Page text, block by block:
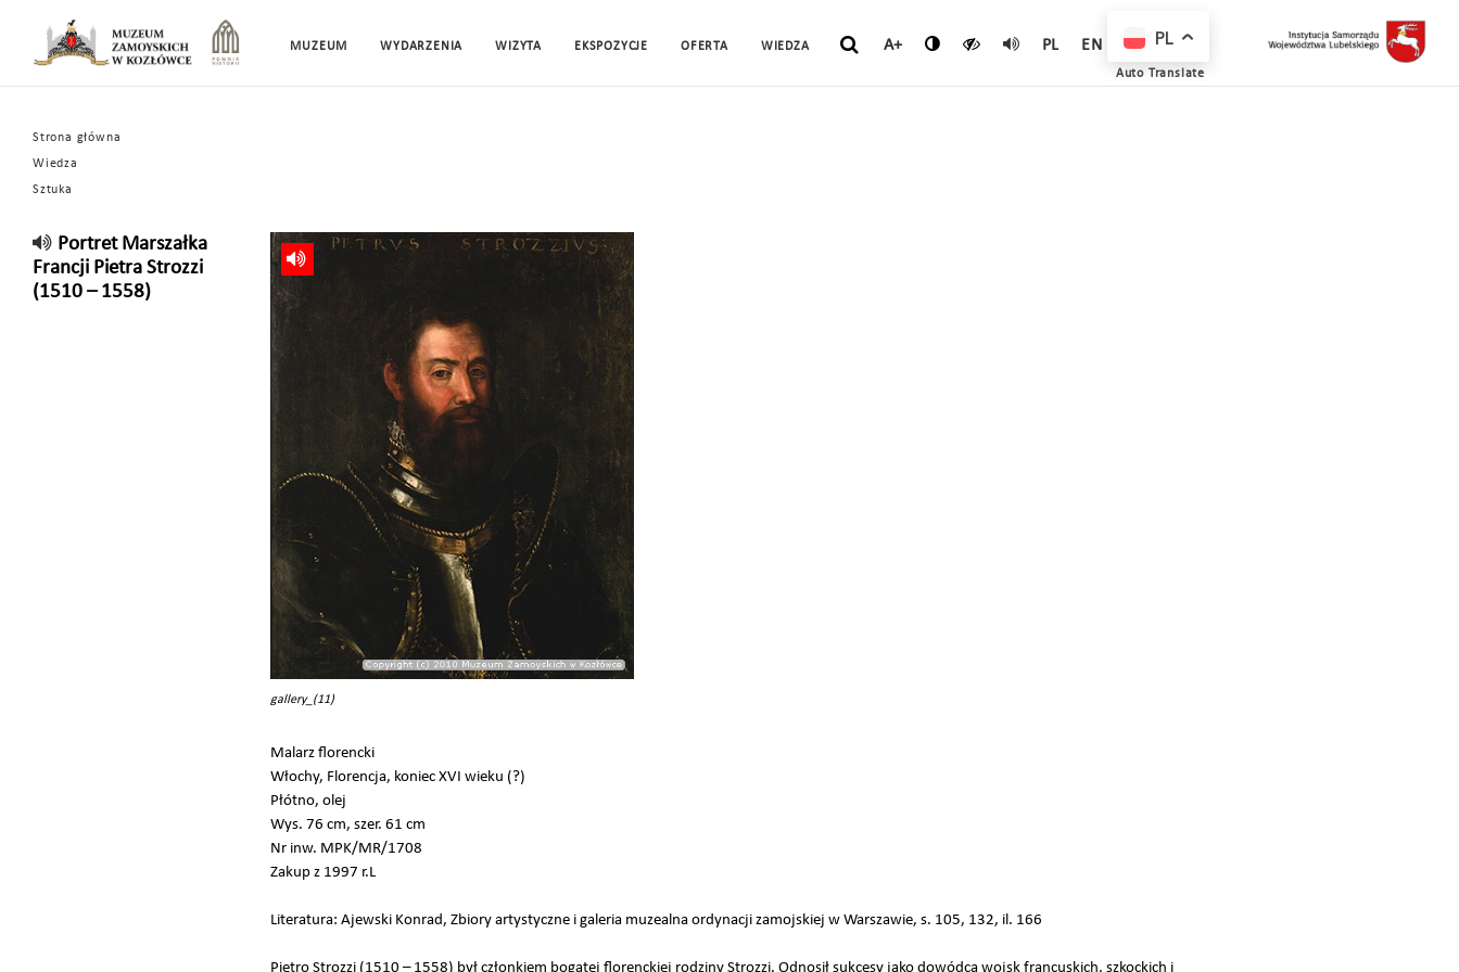
MUZEUM WYDARZENIA WIZYTA EKSPOZYCJE OFERTA WIEDZA A+ PL EN
Strona główna
Wiedza
Sztuka
Portret Marszałka
Francji Pietra Strozzi
(1510 – 1558)
gallery_(11)
Malarz florencki
Włochy, Florencja, koniec XVI wieku (?)
Płótno, olej
Wys. 76 cm, szer. 61 cm
Nr inw. MPK/MR/1708
Zakup z 1997 r.L
Literatura: Ajewski Konrad, Zbiory artystyczne i galeria muzealna ordynacji zamojskiej w Warszawie, s. 105, 132, il. 166
Pietro Strozzi (1510 – 1558) był członkiem bogatej florenckiej rodziny Strozzi. Odnosił sukcesy jako dowódca wojsk francuskich, szkockich i
PL
Auto Translate